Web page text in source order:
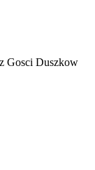
Gosci Duszkow